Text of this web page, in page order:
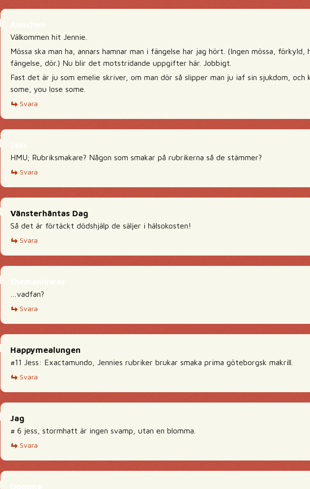
Välkommen hit Jennie.
Mössa ska man ha, annars hamnar man i fängelse har jag hört. (Ingen mössa, förkyld,
fängelse, dör.) Nu blir det motstridande uppgifter här. Jobbigt.
Fast det är ju som emelie skriver, om man dör så slipper man ju iaf sin sjukdom, och
some, you lose some.
Svara
HMU; Rubriksmakare? Någon som smakar på rubrikerna så de stämmer?
Svara
Vänsterhäntas Dag
Så det är förtäckt dödshjälp de säljer i hälsokosten!
Svara
…vadfan?
Svara
Happymealungen
#11 Jess: Exactamundo, Jennies rubriker brukar smaka prima göteborgsk makrill.
Svara
Jag
# 6 jess, stormhatt är ingen svamp, utan en blomma.
Svara